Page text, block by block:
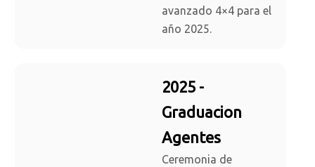
avanzado 4×4 para el
año 2025.
2025 -
Graduacion
Agentes
Ceremonia de